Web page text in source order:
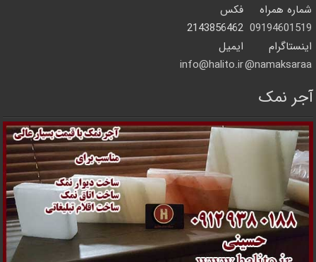
شماره همراه
فکس
09194601519
2143856462
اینستاگرام
ایمیل
namaksaraa@
info@halito.ir
آجر نمک